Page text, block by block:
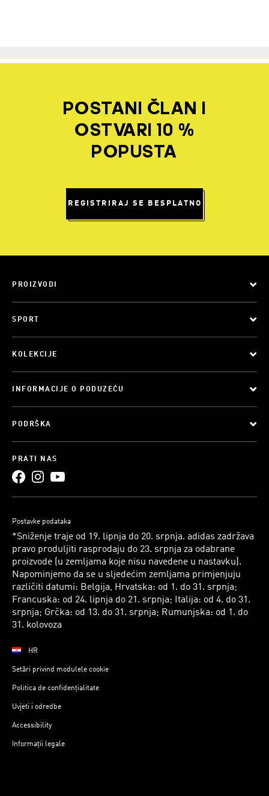
POSTANI ČLAN I
OSTVARI 10 %
POPUSTA
REGISTRIRAJ SE BESPLATNO
PROIZVODI
SPORT
KOLEKCIJE
INFORMACIJE O PODUZEĆU
PODRŠKA
PRATI NAS
Postavke podataka
*Sniženje traje od 19. lipnja do 20. srpnja. adidas zadržava
pravo produljiti rasprodaju do 23. srpnja za odabrane
proizvode (u zemljama koje nisu navedene u nastavku).
Napominjemo da se u sljedećim zemljama primjenjuju
različiti datumi: Belgija, Hrvatska: od 1. do 31. srpnja;
Francuska: od 24. lipnja do 21. srpnja; Italija: od 4. do 31.
srpnja; Grčka: od 13. do 31. srpnja; Rumunjska: od 1. do
31. kolovoza
HR
Setări privind modulele cookie
Politica de confidențialitate
Uvjeti i odredbe
Accessibility
Informații legale